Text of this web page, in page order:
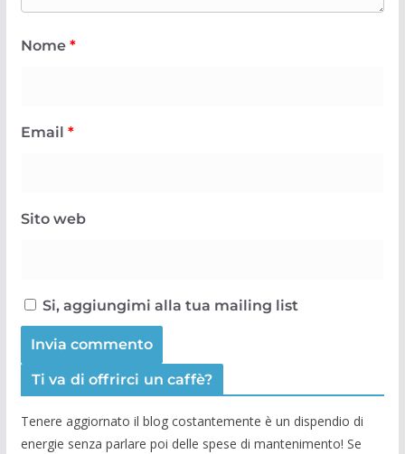
Nome *
Email *
Sito web
Si, aggiungimi alla tua mailing list
Ti va di offrirci un caffè?
Tenere aggiornato il blog costantemente è un dispendio di
energie senza parlare poi delle spese di mantenimento! Se